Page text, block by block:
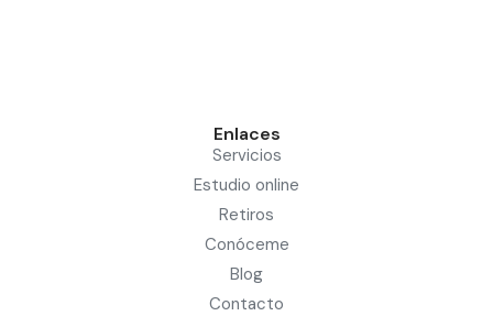
Enlaces
Servicios
Estudio online
Retiros
Conóceme
Blog
Contacto